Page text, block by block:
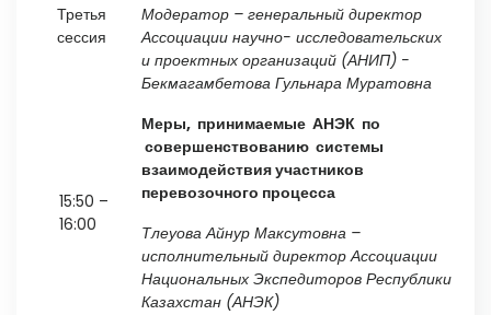
Третья
сессия
Модератор – генеральный директор
Ассоциации научно- исследовательских
и проектных организаций (АНИП) -
Бекмагамбетова Гульнара Муратовна
15:50 –
16:00
Меры,принимаемые АНЭК по
совершенствованию системы
взаимодействия участников
перевозочного процесса
Тлеуова Айнур Максутовна –
исполнительный директор Ассоциации
Национальных Экспедиторов Республики
Казахстан (АНЭК)